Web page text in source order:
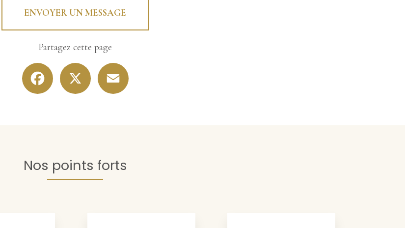
ENVOYER UN MESSAGE
Partagez cette page
Facebook
Nos points forts